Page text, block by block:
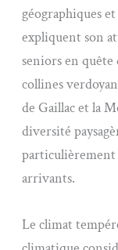
géographiques
expliquent son
seniors en quête
collines
de Gaillac et la
diversité
particulièrement
arrivants.
Le climat